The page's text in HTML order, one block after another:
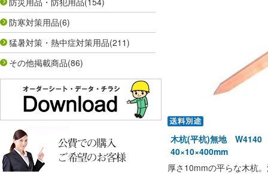
防寒対策用品(6)
猛暑対策・熱中症対策用品(211)
その他掲載商品(86)
木杭(平杭)無地
40×10×400mm
厚さ10mmの平らな木杭